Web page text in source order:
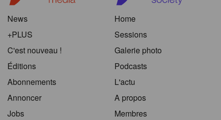
News
+PLUS
C'est nouveau !
Éditions
Abonnements
Annoncer
Jobs
Home
Sessions
Galerie photo
Podcasts
L'actu
A propos
Membres